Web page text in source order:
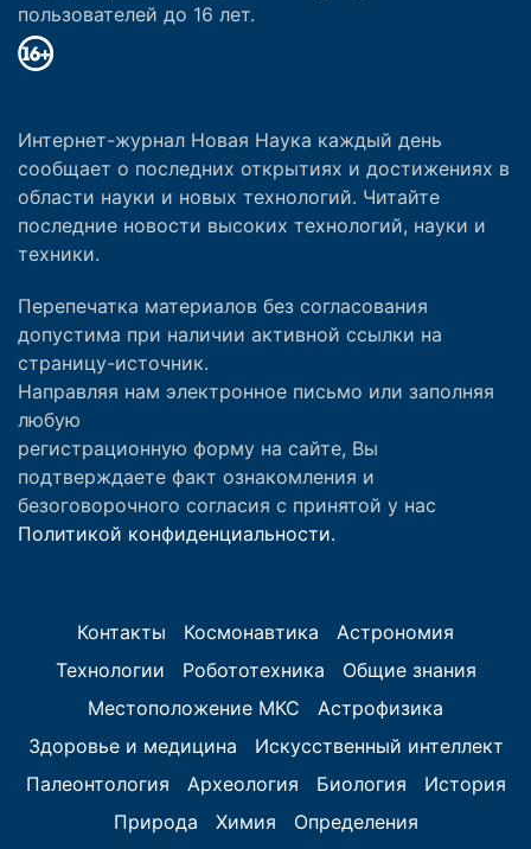
пользователей до 16 лет.
Интернет-журнал Новая Наука каждый день
сообщает о последних открытиях и достижениях в
области науки и новых технологий. Читайте
последние новости высоких технологий, науки и
техники.
Перепечатка материалов без согласования
допустима при наличии активной ссылки на
страницу-источник.
Направляя нам электронное письмо или заполняя
любую
регистрационную форму на сайте, Вы
подтверждаете факт ознакомления и
безоговорочного согласия с принятой у нас
Политикой конфиденциальности.
Контакты Космонавтика
Астрономия
Технологии
Робототехника
Общие знания
Местоположение МКС
Астрофизика
Здоровье и медицина
Искусственный интеллект
Палеонтология
Археология Биология
История
Природа
Химия Определения